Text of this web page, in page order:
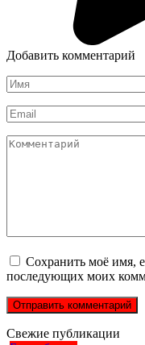
Добавить комментарий
Имя
*
Email
*
Комментарий
Сохранить моё имя,
последующих моих
Свежие публикации